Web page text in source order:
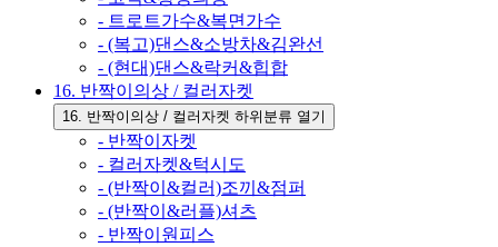
- 트로트가수&복면가수
- (복고)댄스&소방차&김완선
- (현대)댄스&락커&힙합
16. 반짝이의상 / 컬러자켓
16. 반짝이의상 / 컬러자켓 하위분류 열기
- 반짝이자켓
- 컬러자켓&턱시도
- (반짝이&컬러)조끼&점퍼
- (반짝이&러플)셔츠
- 반짝이원피스